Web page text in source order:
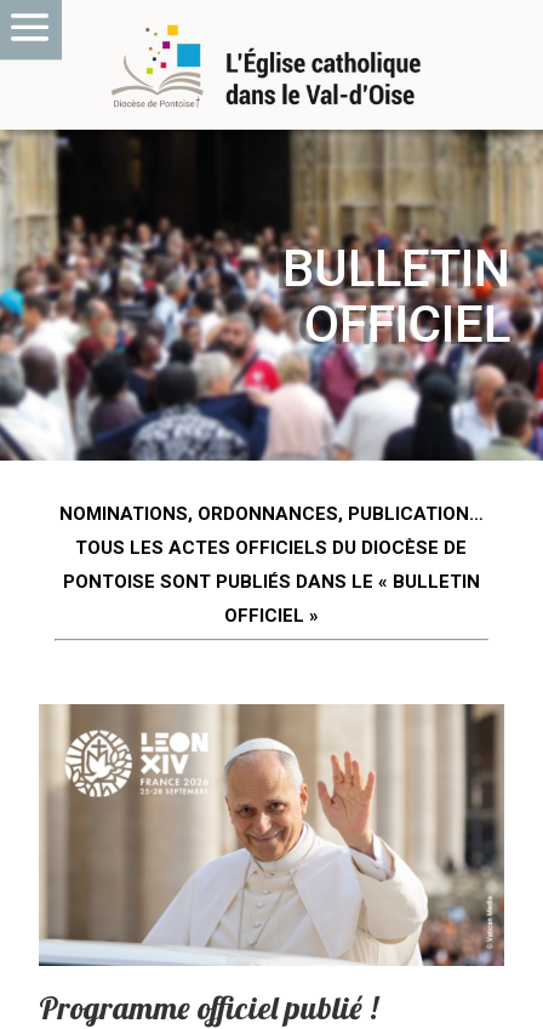
BULLETIN
OFFICIEL
NOMINATIONS, ORDONNANCES, PUBLICATION…
TOUS LES ACTES OFFICIELS DU DIOCÈSE DE
PONTOISE SONT PUBLIÉS DANS LE « BULLETIN
OFFICIEL »
Programme officiel publié !